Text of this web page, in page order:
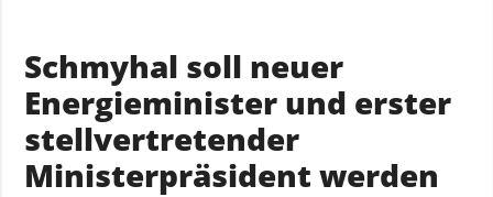
Schmyhal soll neuer
Energieminister und erster
stellvertretender
Ministerpräsident werden